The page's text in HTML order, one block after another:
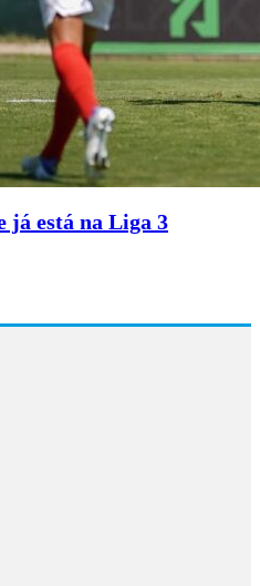
já está na Liga 3